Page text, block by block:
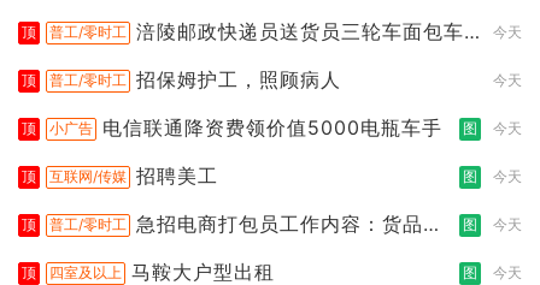
顶 普工/零时工 涪陵邮政快递员送货员三轮车面包车
今天
顶 普工/零时工 招保姆护工，照顾病人 今天
顶 小广告 电信联通降资费领价值5000电瓶车手 图 今天
顶 互联网/传媒 招聘美工 图 今天
顶 普工/零时工 急招电商打包员工作内容：货品分
图 今天
顶 四室及以上 马鞍大户型出租 图 今天